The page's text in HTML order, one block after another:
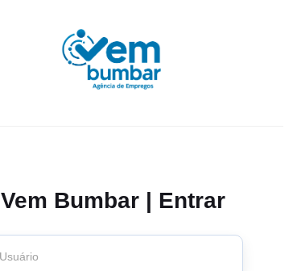
Vem Bumbar | Entrar